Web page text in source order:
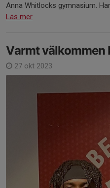
Anna Whitlocks gymnasium. Han
Läs mer
Varmt välkommen
27 okt 2023